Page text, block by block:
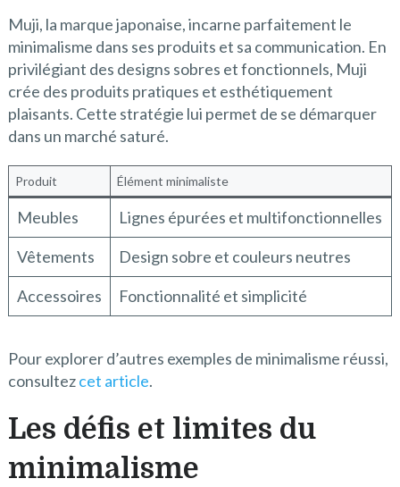
Muji, la marque japonaise, incarne parfaitement le
minimalisme dans ses produits et sa communication. En
privilégiant des designs sobres et fonctionnels, Muji
crée des produits pratiques et esthétiquement
plaisants. Cette stratégie lui permet de se démarquer
dans un marché saturé.
Produit Élément minimaliste
Meubles
Lignes épurées et multifonctionnelles
Vêtements
Design sobre et couleurs neutres
Accessoires
Fonctionnalité et simplicité
Pour explorer d’autres exemples de minimalisme réussi,
consultezcet article.
Les défis et limites du
minimalisme